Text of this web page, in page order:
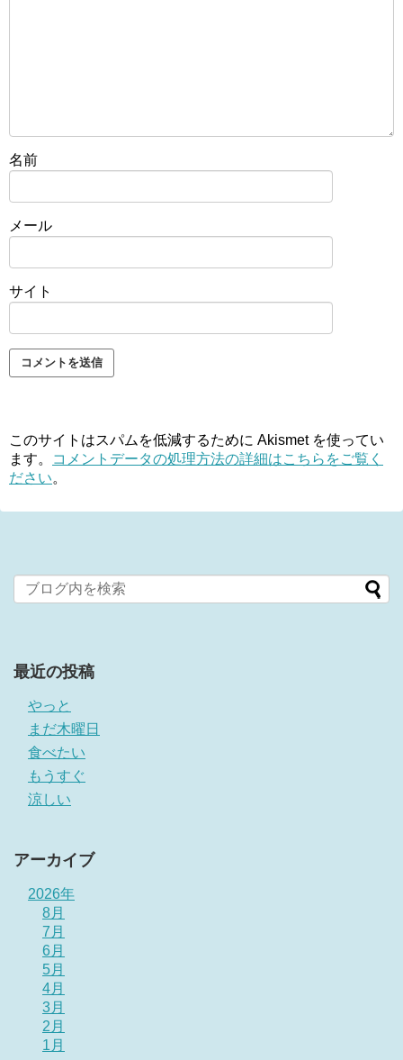
名前
メール
サイト
このサイトはスパムを低減するために Akismet を使ってい
ます。
コメントデータの処理方法の詳細はこちらをご覧く
ださい。
最近の投稿
やっと
まだ木曜日
食べたい
もうすぐ
涼しい
アーカイブ
2026年
8月
7月
6月
5月
4月
3月
2月
1月